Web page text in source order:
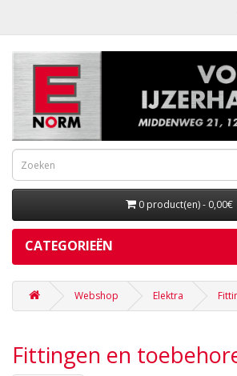
0 product(en) - 0,00€
CATEGORIEËN
Webshop Elektra
Fittingen en